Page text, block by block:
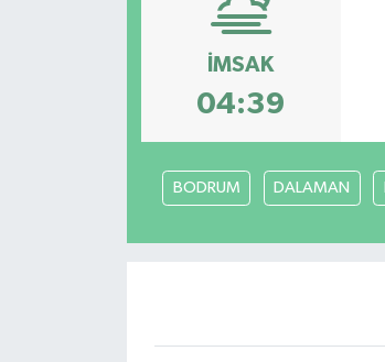
İMSAK
04:39
BODRUM DALAMAN
ÖZEL HABER
SAĞLIK